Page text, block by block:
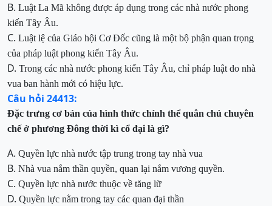
B. Luật La Mã không được áp dụng trong các nhà nước phong
kiến Tây Âu.
C. Luật lệ của Giáo hội Cơ Đốc cũng là một bộ phận quan trọng
của pháp luật phong kiến Tây Âu.
D. Trong các nhà nước phong kiến Tây Âu, chỉ pháp luật do nhà
vua ban hành mới có hiệu lực.
Câu hỏi 24413:
Đặc trưng cơ bản của hình thức chính thể quân chủ chuyên
chế ở phương Đông thời kì cổ đại là gì?
A. Quyền lực nhà nước tập trung trong tay nhà vua
B. Nhà vua nắm thần quyền, quan lại nắm vương quyền.
C. Quyền lực nhà nước thuộc về tăng lữ
D. Quyền lực nằm trong tay các quan đại thần